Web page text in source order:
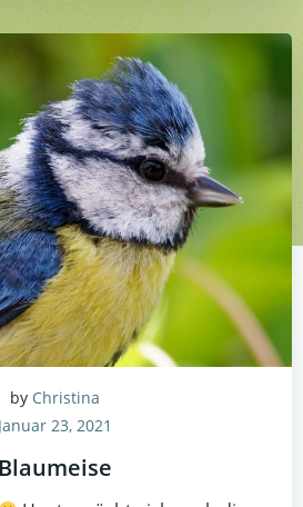
by Christina
Januar 23, 2021
Blaumeise